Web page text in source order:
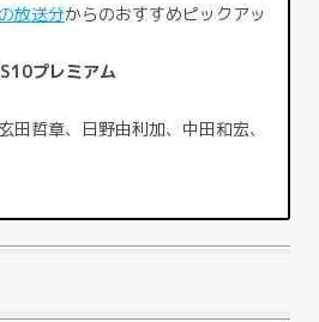
放送分からのおすすめピックアッ
プレミアム
田哲章、日野由利加、中田和宏、